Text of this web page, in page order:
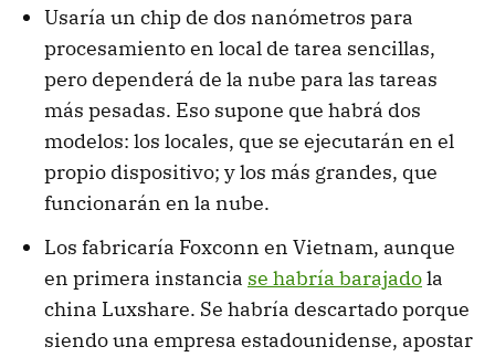
Usaría un chip de dos nanómetros para
procesamiento en local de tarea sencillas,
pero dependerá de la nube para las tareas
más pesadas. Eso supone que habrá dos
modelos: los locales, que se ejecutarán en el
propio dispositivo; y los más grandes, que
funcionarán en la nube.
Los fabricaría Foxconn en Vietnam, aunque
en primera instancia se habría barajadola
china Luxshare. Se habría descartado porque
siendo una empresa estadounidense, apostar